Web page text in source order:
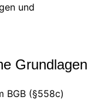
und
Grundlagen
BGB (§558c)